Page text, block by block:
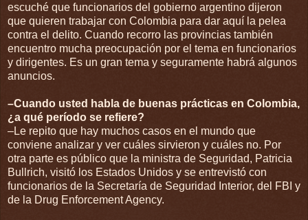
escuché que funcionarios del gobierno argentino dijeron
que quieren trabajar con Colombia para dar aquí la pelea
contra el delito. Cuando recorro las provincias también
encuentro mucha preocupación por el tema en funcionarios
y dirigentes. Es un gran tema y seguramente habrá algunos
anuncios.
–Cuando usted habla de buenas prácticas en Colombia,
¿a qué período se refiere?
–Le repito que hay muchos casos en el mundo que
conviene analizar y ver cuáles sirvieron y cuáles no. Por
otra parte es público que la ministra de Seguridad, Patricia
Bullrich, visitó los Estados Unidos y se entrevistó con
funcionarios de la Secretaría de Seguridad Interior, del FBI y
de la Drug Enforcement Agency.